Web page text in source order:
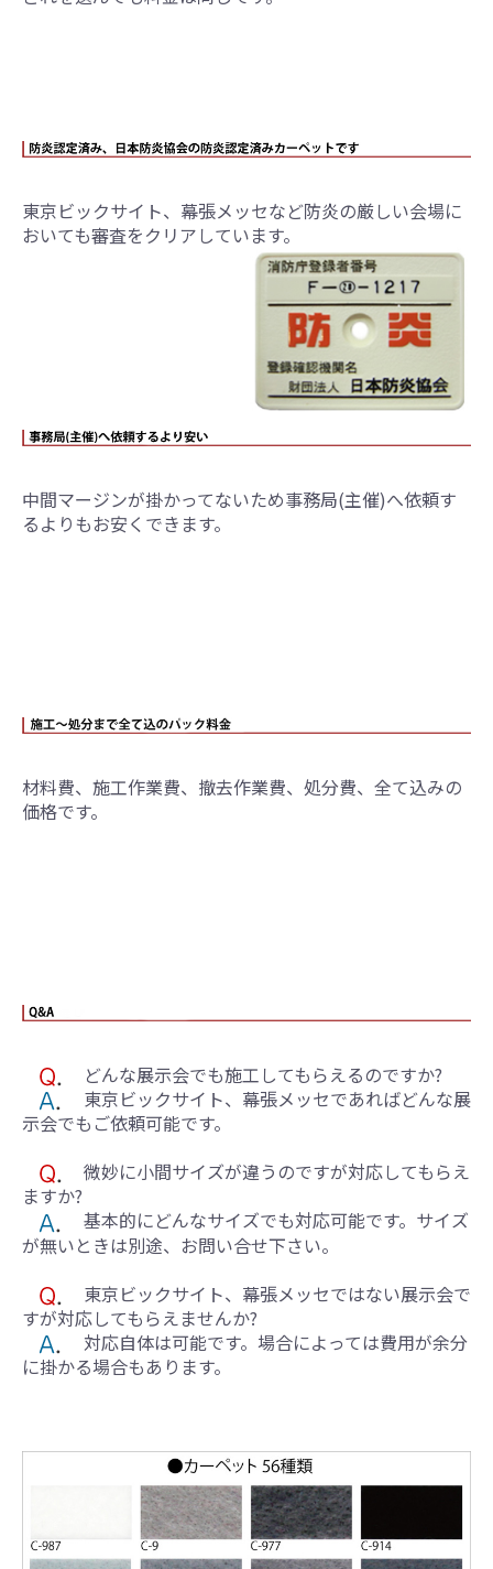
東京ビックサイト、幕張メッセなど防炎の厳しい会場に
おいても審査をクリアしています。
中間マージンが掛かってないため事務局(主催)へ依頼す
るよりもお安くできます。
材料費、施工作業費、撤去作業費、処分費、全て込みの
価格です。
どんな展示会でも施工してもらえるのですか?
東京ビックサイト、幕張メッセであればどんな展
示会でもご依頼可能です。
微妙に小間サイズが違うのですが対応してもらえ
ますか?
基本的にどんなサイズでも対応可能です。サイズ
が無いときは別途、お問い合せ下さい。
東京ビックサイト、幕張メッセではない展示会で
すが対応してもらえませんか?
対応自体は可能です。場合によっては費用が余分
に掛かる場合もあります。